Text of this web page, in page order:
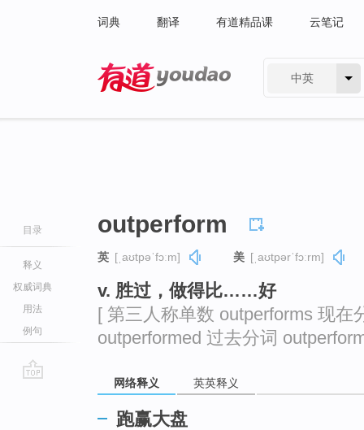
词典 翻译 有道精品课 云笔记
中英
目录
释义
权威词典
用法
例句
outperform
英 [ˌaʊtpəˈfɔːm] 美 [ˌaʊtpərˈfɔːrm]
v. 胜过，做得比……好
[ 第三人称单数 outperforms 现在
outperformed 过去分词
网络释义 英英释义
跑赢大盘